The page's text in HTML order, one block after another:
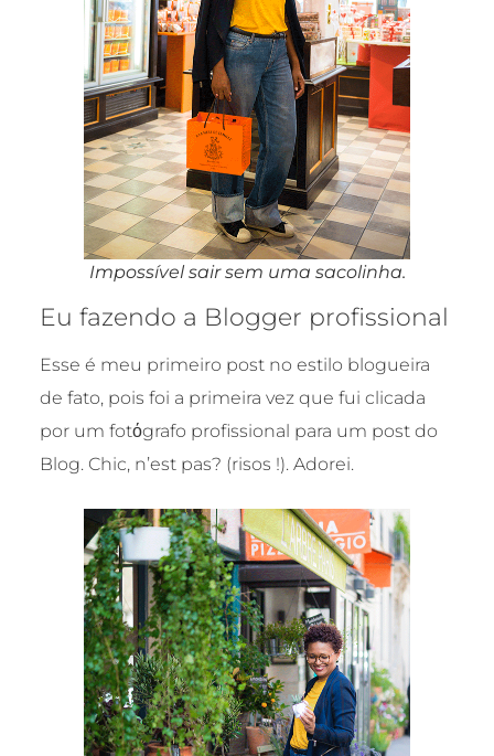
Impossível sair sem uma sacolinha.
Eu fazendo a Blogger profissional
Esse é meu primeiro post no estilo blogueira
de fato, pois foi a primeira vez que fui clicada
por um fotόgrafo profissional para um post do
Blog. Chic, n’est pas? (risos !). Adorei.